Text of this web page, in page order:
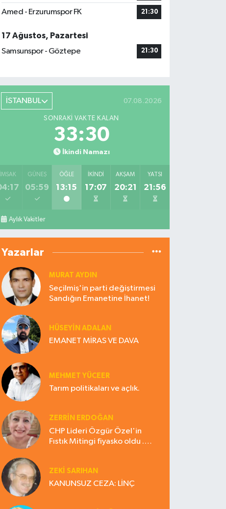
Amed - Erzurumspor FK 21:30
17 Ağustos, Pazartesi
Samsunspor - Göztepe
21:30
İSTANBUL 07.08.2026
SONRAKI VAKTE KALAN
33:29
İkindi Namazı
İMSAK GÜNEŞ
05:59
ÖĞLE
13:15
İKINDI
17:07
AKŞAM
20:21
YATSI
21:56
Aylık Vakitler
Yazarlar
MURAT AYDIN
Seçilmiş'in parti değiştirmesi
Sandığın Emanetine İhanet!
HÜSEYIN ADALAN
EMANET MİRAS VE DAVA
MEHMET YÜCEER
Tarım politikaları ve açlık.
ZERRIN ERDOĞAN
CHP Lideri Özgür Özel'in
Fıstık Mitingi fiyasko oldu .
ZEKI SARIHAN
KANUNSUZ CEZA: LİNÇ